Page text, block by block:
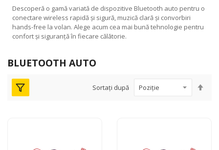
Descoperă o gamă variată de dispozitive Bluetooth auto pentru o
conectare wireless rapidă și sigură, muzică clară și convorbiri
hands-free la volan. Alege acum cea mai bună tehnologie pentru
confort și siguranță în fiecare călătorie.
BLUETOOTH AUTO
Sortați după